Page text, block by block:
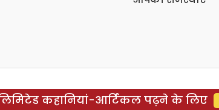
कहानियां-आर्टिकल पढ़ने के लिए